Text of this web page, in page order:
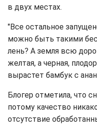
в двух местах.
"Все остальное
можно быть такими
лень? А земля всю
желтая, а черная,
вырастет бамбук с
Блогер отметила, что
потому качество
отсутствие